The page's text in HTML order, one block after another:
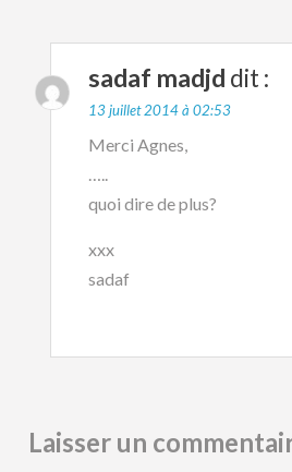
sadaf madjd dit :
13 juillet 2014 à 02:53
Merci Agnes,
…..
quoi dire de plus?
xxx
sadaf
Laisser un